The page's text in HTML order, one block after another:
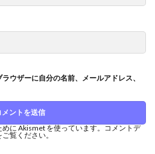
ウザーに自分の名前、メールアドレス、
に Akismet を使っています。コメントデ
ご覧ください。